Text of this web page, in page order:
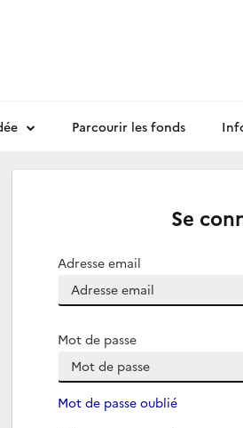
Parcourir les fonds
Se
Adresse email
Mot de passe
Mot de passe oublié